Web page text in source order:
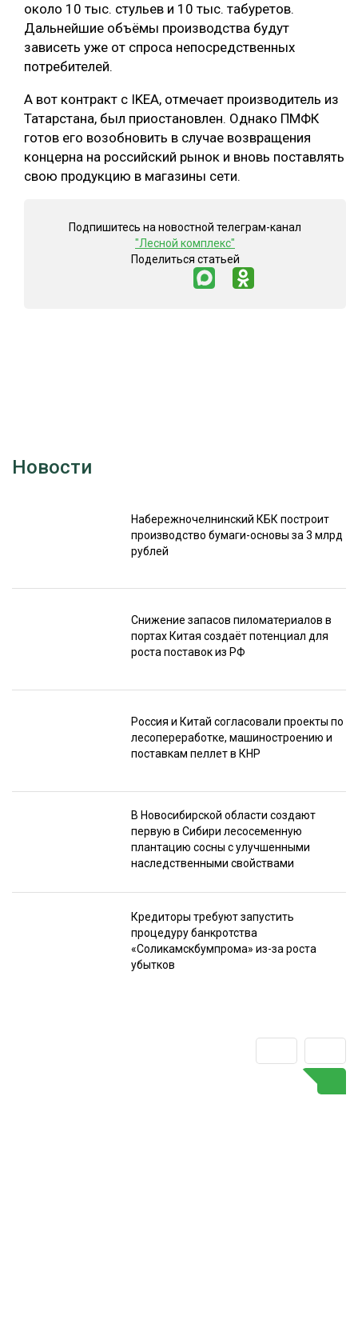
около 10 тыс. стульев и 10 тыс. табуретов.
Дальнейшие объёмы производства будут
зависеть уже от спроса непосредственных
потребителей.
А вот контракт с IKEA, отмечает производитель из
Татарстана, был приостановлен. Однако ПМФК
готов его возобновить в случае возвращения
концерна на российский рынок и вновь поставлять
свою продукцию в магазины сети.
Подпишитесь на новостной телеграм-канал
"Лесной комплекс"
Поделиться статьей
Новости
Набережночелнинский КБК построит
производство бумаги-основы за 3 млрд
рублей
Снижение запасов пиломатериалов в
портах Китая создаёт потенциал для
роста поставок из РФ
Россия и Китай согласовали проекты по
лесопереработке, машиностроению и
поставкам пеллет в КНР
В Новосибирской области создают
первую в Сибири лесосеменную
плантацию сосны с улучшенными
наследственными свойствами
Кредиторы требуют запустить
процедуру банкротства
«Соликамскбумпрома» из-за роста
убытков